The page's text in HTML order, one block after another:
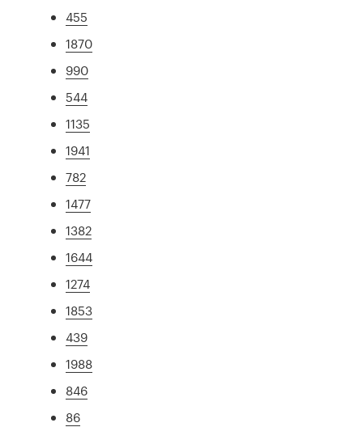
455
1870
990
544
1135
1941
782
1477
1382
1644
1274
1853
439
1988
846
86